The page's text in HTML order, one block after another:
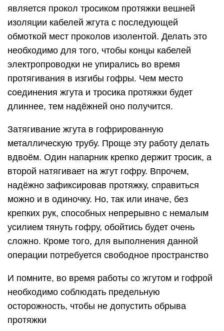
является прокол тросиком протяжки вешней
изоляции кабелей жгута с последующей
обмоткой мест проколов изолентой. Делать это
необходимо для того, чтобы концы кабелей
электропроводки не упирались во время
протягивания в изгибы гофры. Чем место
соединения жгута и тросика протяжки будет
длиннее, тем надёжней оно получится.
Затягивание жгута в гофрированную
металлическую трубу. Проще эту работу делать
вдвоём. Один напарник крепко держит тросик, а
второй натягивает на жгут гофру. Впрочем,
надёжно зафиксировав протяжку, справиться
можно и в одиночку. Но, так или иначе, без
крепких рук, способных непрерывно с немалым
усилием тянуть гофру, обойтись будет очень
сложно. Кроме того, для выполнения данной
операции потребуется свободное пространство
И помните, во время работы со жгутом и гофрой
необходимо соблюдать предельную
осторожность, чтобы не допустить обрыва
протяжки